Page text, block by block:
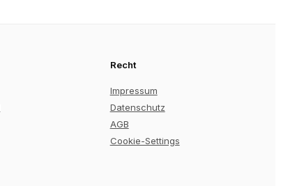
Recht
Impressum
Datenschutz
AGB
Cookie-Settings